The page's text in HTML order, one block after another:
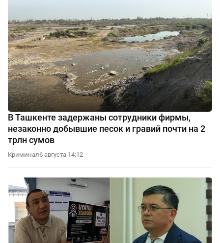
В Ташкенте задержаны сотрудники фирмы,
незаконно добывшие песок и гравий почти на 2
трлн сумов
Криминал6 августа 14:12